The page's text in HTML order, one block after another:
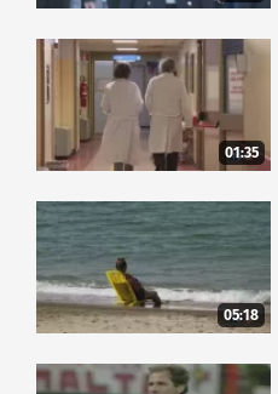
01:35
05:18